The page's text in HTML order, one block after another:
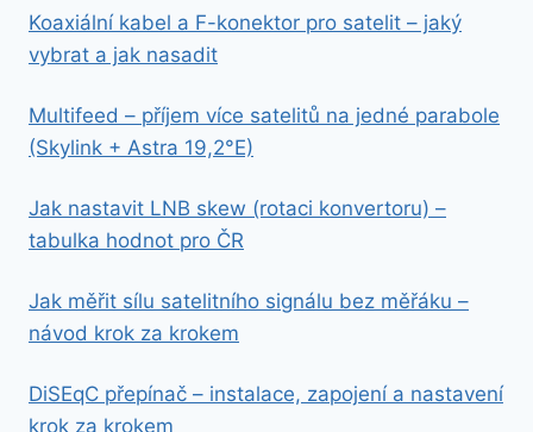
Koaxiální kabel a F-konektor pro satelit – jaký
vybrat a jak nasadit
Multifeed – příjem více satelitů na jedné parabole
(Skylink + Astra 19,2°E)
Jak nastavit LNB skew (rotaci konvertoru) –
tabulka hodnot pro ČR
Jak měřit sílu satelitního signálu bez měřáku –
návod krok za krokem
DiSEqC přepínač – instalace, zapojení a nastavení
krok za krokem